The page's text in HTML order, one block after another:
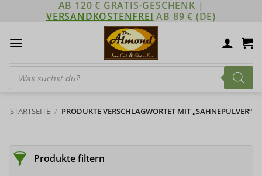
AB 120 € GRATIS-GESCHENK |
VERSANDKOSTENFREI AB 89 € (DE)
Products
search
STARTSEITE / PRODUKTE VERSCHLAGWORTET MIT „SAHNEPULVER“
Produkte filtern